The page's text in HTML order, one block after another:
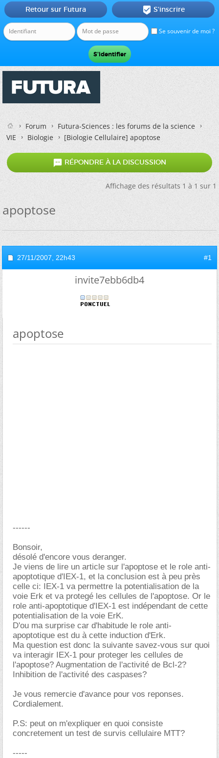
Se souvenir de moi ?
Retour sur Futura  S'inscrire
Forum
Futura-Sciences : les forums de la science
VIE
Biologie [Biologie Cellulaire]apoptose
 RÉPONDRE À LA DISCUSSION
Affichage des résultats 1 à 1 sur 1
apoptose
27/11/2007, 22h43 #1
invite7ebb6db4
apoptose
------
Bonsoir,
désolé d'encore vous deranger.
Je viens de lire un article sur l'apoptose et le role anti-
apoptotique d'IEX-1, et la conclusion est à peu près
celle ci: IEX-1 va permettre la potentialisation de la
voie Erk et va protegé les cellules de l'apoptose. Or le
role anti-apoptotique d'IEX-1 est indépendant de cette
potentialisation de la voie ErK.
D'ou ma surprise car d'habitude le role anti-
apoptotique est du à cette induction d'Erk.
Ma question est donc la suivante savez-vous sur quoi
va interagir IEX-1 pour proteger les cellules de
l'apoptose? Augmentation de l'activité de Bcl-2?
Inhibition de l'activité des caspases?
Je vous remercie d'avance pour vos reponses.
Cordialement.
P.S: peut on m'expliquer en quoi consiste
concretement un test de survis cellulaire MTT?
-----